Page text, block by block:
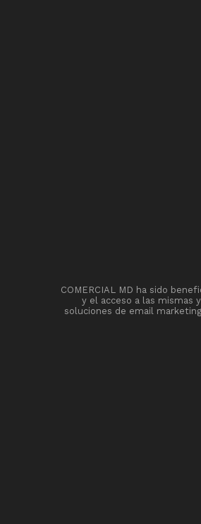
COMERCIAL MD ha sido
y el acceso a las mismas
soluciones de email